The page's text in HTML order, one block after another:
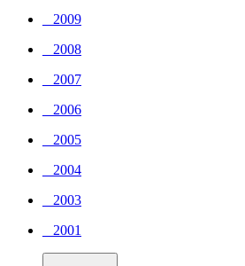
_ 2009
_ 2008
_ 2007
_ 2006
_ 2005
_ 2004
_ 2003
_ 2001